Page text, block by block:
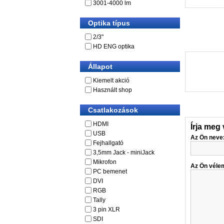
3001-4000 lm
Optika típus
2/3"
HD ENG optika
Állapot
Kiemelt akció
Használt shop
Csatlakozások
HDMI
USB
Fejhallgató
3,5mm Jack - miniJack
Mikrofon
PC bemenet
DVI
RGB
Tally
3 pin XLR
SDI
Írja
Az Ön neve:
Az Ön